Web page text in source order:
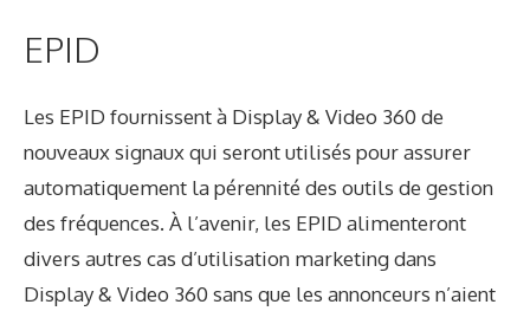
EPID
Les EPID fournissent à Display & Video 360 de
nouveaux signaux qui seront utilisés pour assurer
automatiquement la pérennité des outils de gestion
des fréquences. À l’avenir, les EPID alimenteront
divers autres cas d’utilisation marketing dans
Display & Video 360 sans que les annonceurs n’aient